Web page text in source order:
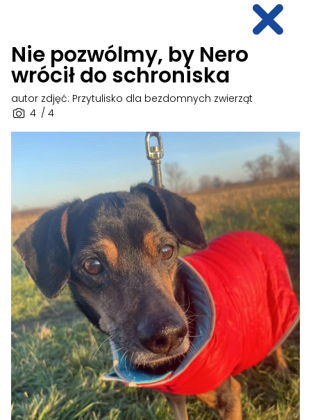
Nie pozwólmy, by Nero
wrócił do schroniska
4 / 4
autor zdjęć: Przytulisko dla bezdomnych zwierząt